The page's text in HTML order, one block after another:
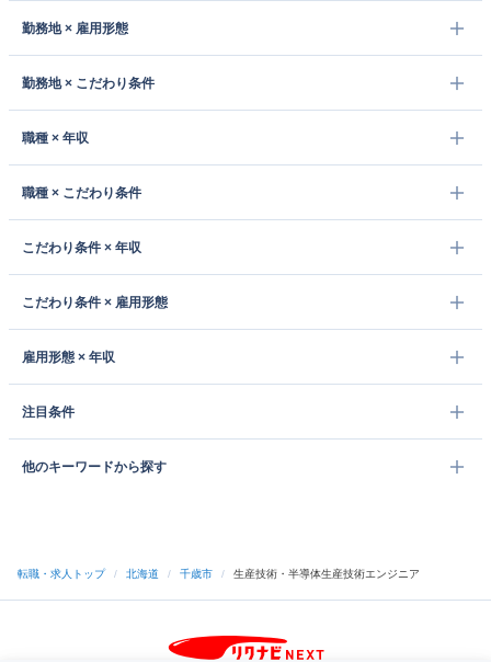
勤務地 × 雇用形態
勤務地 × こだわり条件
職種 × 年収
職種 × こだわり条件
こだわり条件 × 年収
こだわり条件 × 雇用形態
雇用形態 × 年収
注目条件
他のキーワードから探す
転職・求人トップ / 北海道 / 千歳市 / 生産技術・半導体生産技術エンジニア